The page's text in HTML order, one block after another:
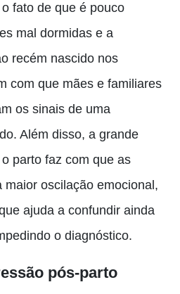
fato de que é pouco
mal dormidas e a
recém nascido nos
com que mães e familiares
os sinais de uma
Além disso, a grande
parto faz com que as
maior oscilação emocional,
ajuda a confundir ainda
o diagnóstico.
pós-parto